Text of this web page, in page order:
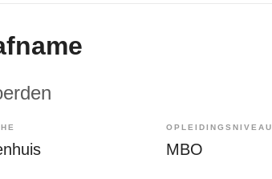
OPLEIDINGSNIVEAU
MBO